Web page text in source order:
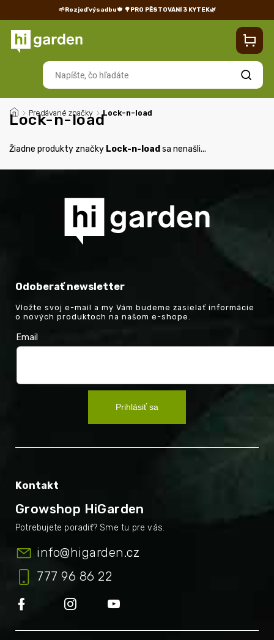
🌱Rozjeď výsadbu🍁 🌳PRO PĚSTOVÁNÍ 3 KYTEK🌿
Vrátenie/reklamácia
Hľadať
/ Predávané značky / Lock-n-load
Lock-n-load
Žiadne produkty značky Lock-n-load sa nenašli...
Odoberať newsletter
Vložte svoj e-mail a my Vám budeme zasielať informácie
o nových produktoch na našom e-shope.
Email
Prihlásiť sa
Kontakt
Growshop HiGarden
info@higarden.cz
777 96 86 22